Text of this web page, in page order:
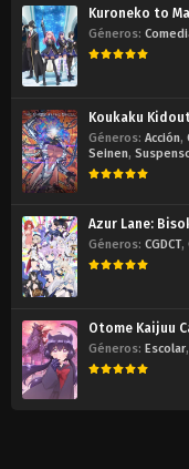
Kuroneko to
Géneros:
Koukaku
Géneros: Acción,
Seinen,
Azur Lane:
Géneros: CGDCT,
Otome Kaijuu
Géneros: Escolar,